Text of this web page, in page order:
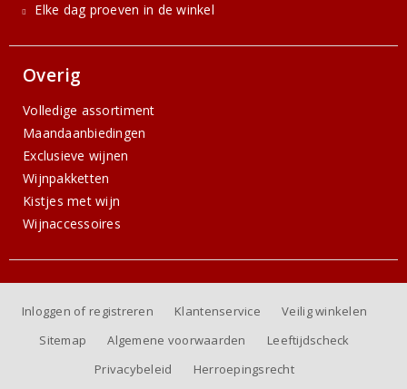
Elke dag proeven in de winkel
Overig
Volledige assortiment
Maandaanbiedingen
Exclusieve wijnen
Wijnpakketten
Kistjes met wijn
Wijnaccessoires
Inloggen of registreren Klantenservice
Veilig winkelen
Sitemap
Algemene voorwaarden
Leeftijdscheck
Privacybeleid
Herroepingsrecht